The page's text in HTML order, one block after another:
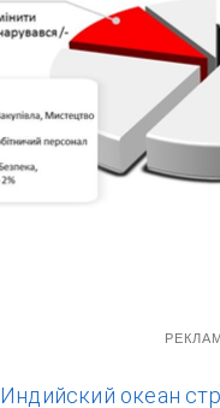
Индийский океан